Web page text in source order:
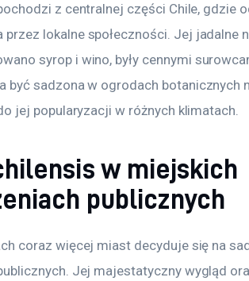
z centralnej części Chile, gdzie
lokalne społeczności. Jej jadalne
syrop i wino, były cennymi
być sadzona w ogrodach botanicznych
jej popularyzacji w różnych klimatach.
w miejskich
publicznych
coraz więcej miast decyduje się na
Jej majestatyczny wygląd